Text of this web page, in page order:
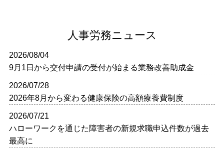
人事労務ニュース
2026/08/04
9月1日から交付申請の受付が始まる業務改善助成金
2026/07/28
2026年8月から変わる健康保険の高額療養費制度
2026/07/21
ハローワークを通じた障害者の新規求職申込件数が過去
最高に